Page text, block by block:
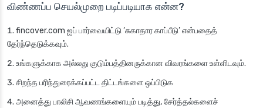
விண்ணப்ப செயல்முறை படிப்படியாக என்ன?
fincover.com ஐப் பார்வையிட்டு ‘சுகாதார காப்பீடு’ என்பதைத்
தேர்ந்தெடுக்கவும்.
உங்களுக்காக அல்லது குடும்பத்தினருக்கான விவரங்களை உள்ளிடவும்.
சிறந்த பரிந்துரைக்கப்பட்ட திட்டங்களை ஒப்பிடுக
அனைத்து பாலிசி ஆவணங்களையும் படித்து, சேர்த்தல்களைச்